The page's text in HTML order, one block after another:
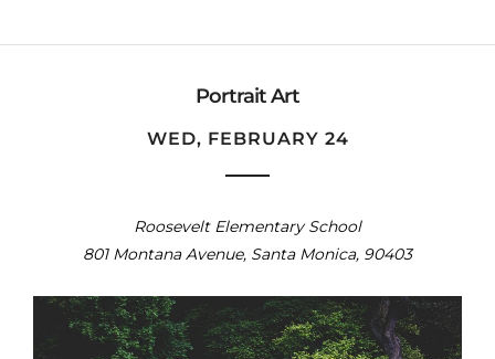
Portrait Art
WED, FEBRUARY 24
Roosevelt Elementary School
801 Montana Avenue, Santa Monica, 90403